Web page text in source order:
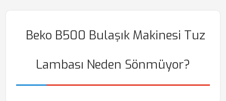
Beko B500 Bulaşık Makinesi Tuz
Lambası Neden Sönmüyor?